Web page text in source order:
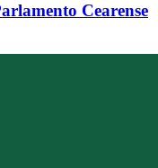
Cearense